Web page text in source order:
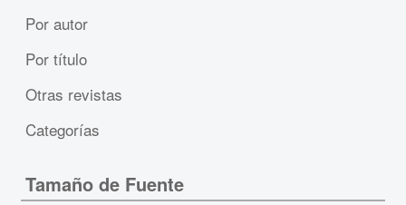
Por autor
Por título
Otras revistas
Categorías
Tamaño de Fuente